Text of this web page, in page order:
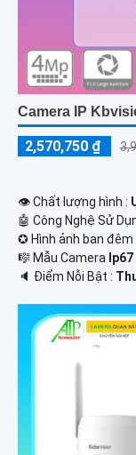
Camera IP
2,570,750 ₫
👁 Chất lượng hình :
🤖️ Công Nghệ Sử
✪ Hình ảnh ban đêm
🎼️ Mẫu Camera
️🔈 Điểm Nỗi Bật :